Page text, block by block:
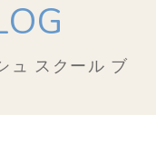
ュ スクール ブ